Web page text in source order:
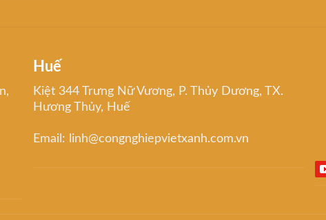
Huế
Kiệt 344 Trưng Nữ Vương, P. Thủy Dương, TX.
Hương Thủy, Huế
Email: linh@congnghiepvietxanh.com.vn